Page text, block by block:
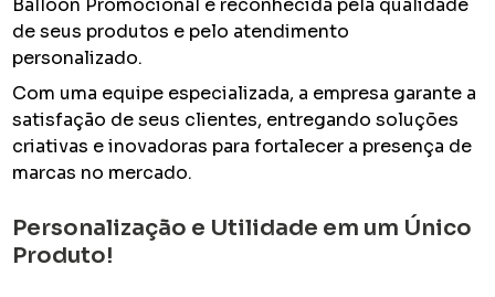
Balloon Promocional é reconhecida pela qualidade
de seus produtos e pelo atendimento
personalizado.
Com uma equipe especializada, a empresa garante a
satisfação de seus clientes, entregando soluções
criativas e inovadoras para fortalecer a presença de
marcas no mercado.
Personalização e Utilidade em um Único
Produto!